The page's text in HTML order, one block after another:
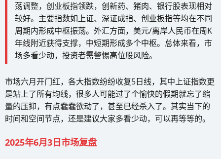
荡调整，创业板指领跌，创新药、猪肉、银行股表现相对
较好。主要指数如上证、深证成指、创业板指等均在不同
周期内形成中枢振荡。外汇方面，美元/离岸人民币在周K
年线附近获得支撑，中短期形成多个中枢。总体来看，市
场多看少动，投资者需警惕高位股风险。
市场六月开门红，各大指数纷纷收复5日线，其中上证指数更
是站上了所有均线，很多人可能过了个愉快的假期就忘了缩
量的压抑，有点蠢蠢欲动了，甚至已经杀入了。其实当下的
时间和空间节点，还是建议大家多看少动，可以再等等的。
2025年6月3日市场复盘